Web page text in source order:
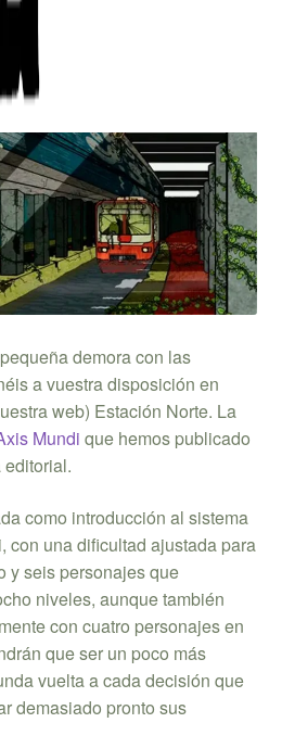
demora con las
a vuestra disposición en
web) Estación Norte. La
Mundi que hemos publicado
como introducción al sistema
con una dificultad ajustada para
y seis personajes que
niveles, aunque también
con cuatro personajes en
que ser un poco más
vuelta a cada decisión que
demasiado pronto sus